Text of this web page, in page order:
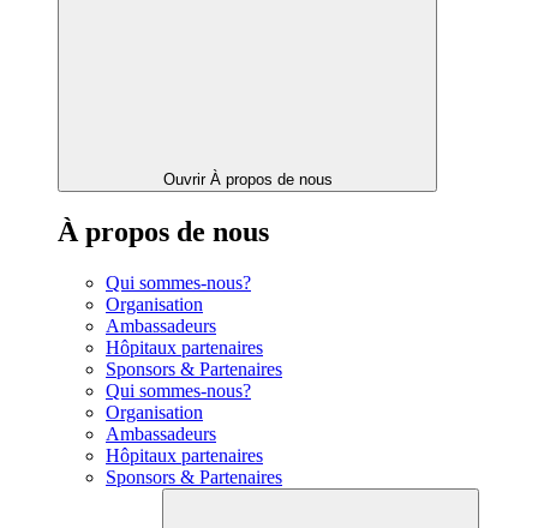
Ouvrir À propos de nous
À propos de nous
Qui sommes-nous?
Organisation
Ambassadeurs
Hôpitaux partenaires
Sponsors & Partenaires
Qui sommes-nous?
Organisation
Ambassadeurs
Hôpitaux partenaires
Sponsors & Partenaires